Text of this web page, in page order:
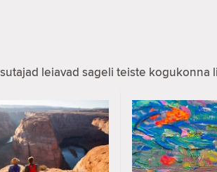
leiavad sageli teiste